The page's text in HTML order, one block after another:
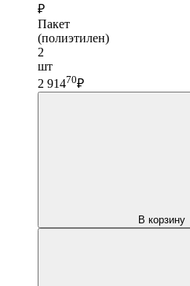
₽
Пакет
(полиэтилен)
2
шт
2 91470₽
В корзину